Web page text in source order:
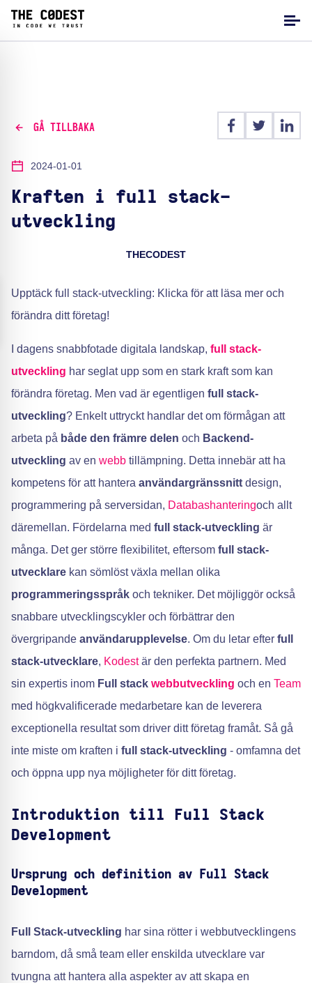
GÅ TILLBAKA
2024-01-01
Kraften i full stack-
utveckling
THECODEST
Upptäck full stack-utveckling: Klicka för att läsa mer och
förändra ditt företag!
I dagens snabbfotade digitala landskap, full stack-
utveckling har seglat upp som en stark kraft som kan
förändra företag. Men vad är egentligen full stack-
utveckling? Enkelt uttryckt handlar det om förmågan att
arbeta på både den främre delen och Backend-
utveckling av en webb tillämpning. Detta innebär att ha
kompetens för att hantera användargränssnitt design,
programmering på serversidan, Databashanteringoch allt
däremellan. Fördelarna med full stack-utveckling är
många. Det ger större flexibilitet, eftersom full stack-
utvecklare kan sömlöst växla mellan olika
programmeringsspråk och tekniker. Det möjliggör också
snabbare utvecklingscykler och förbättrar den
övergripande användarupplevelse. Om du letar efter full
stack-utvecklare, Kodestär den perfekta partnern. Med
sin expertis inom Full stack webbutveckling och en Team
med högkvalificerade medarbetare kan de leverera
exceptionella resultat som driver ditt företag framåt. Så gå
inte miste om kraften i full stack-utveckling - omfamna det
och öppna upp nya möjligheter för ditt företag.
Introduktion till Full Stack
Development
Ursprung och definition av Full Stack
Development
Full Stack-utveckling har sina rötter i webbutvecklingens
barndom, då små team eller enskilda utvecklare var
tvungna att hantera alla aspekter av att skapa en